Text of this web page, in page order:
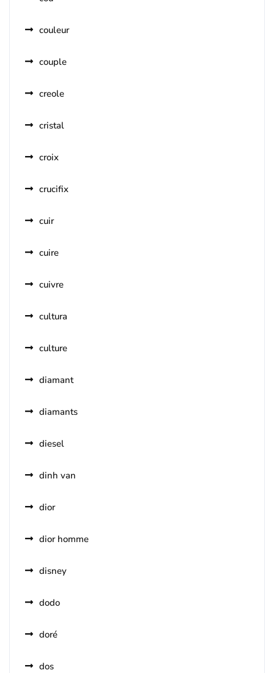
couleur
couple
creole
cristal
croix
crucifix
cuir
cuire
cuivre
cultura
culture
diamant
diamants
diesel
dinh van
dior
dior homme
disney
dodo
doré
dos